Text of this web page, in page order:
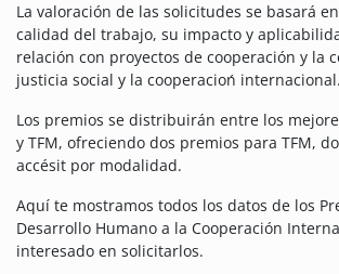
La valoración de las solicitudes se basará
calidad del trabajo, su impacto y
relación con proyectos de cooperación y la
justicia social y la cooperacioń internacional.
Los premios se distribuirán entre los
y TFM, ofreciendo dos premios para TFM,
accésit por modalidad.
Aquí te mostramos todos los datos de los
Desarrollo Humano a la Cooperación
interesado en solicitarlos.